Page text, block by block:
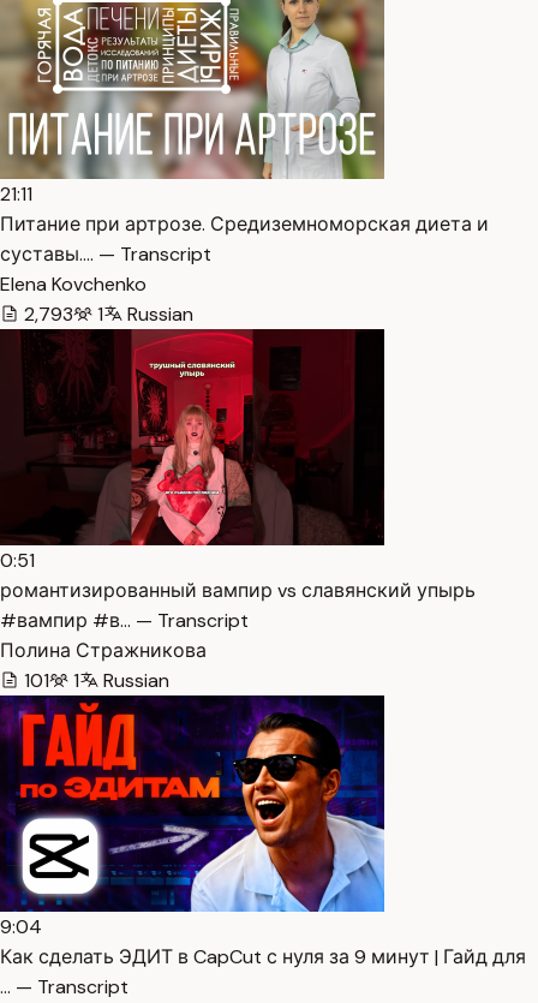
21:11
Питание при артрозе. Средиземноморская диета и
суставы.… — Transcript
Elena Kovchenko
2,793
1 Russian
0:51
романтизированный вампир vs славянский упырь
#вампир #в… — Transcript
Полина Стражникова
101
1 Russian
9:04
Как сделать ЭДИТ в CapCut с нуля за 9 минут | Гайд для
… — Transcript